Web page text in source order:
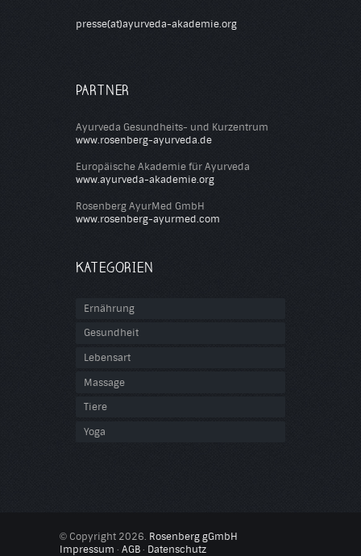
presse(at)ayurveda-akademie.org
PARTNER
Ayurveda Gesundheits- und Kurzentrum
www.rosenberg-ayurveda.de
Europäische Akademie für Ayurveda
www.ayurveda-akademie.org
Rosenberg AyurMed GmbH
www.rosenberg-ayurmed.com
KATEGORIEN
Ernährung
Gesundheit
Lebensart
Massage
Tiere
Yoga
© Copyright 2026. Rosenberg gGmbH
Impressum · AGB· Datenschutz